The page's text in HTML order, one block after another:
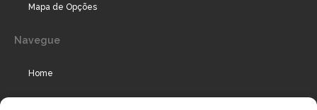
Mapa de Opções
Navegue
Home